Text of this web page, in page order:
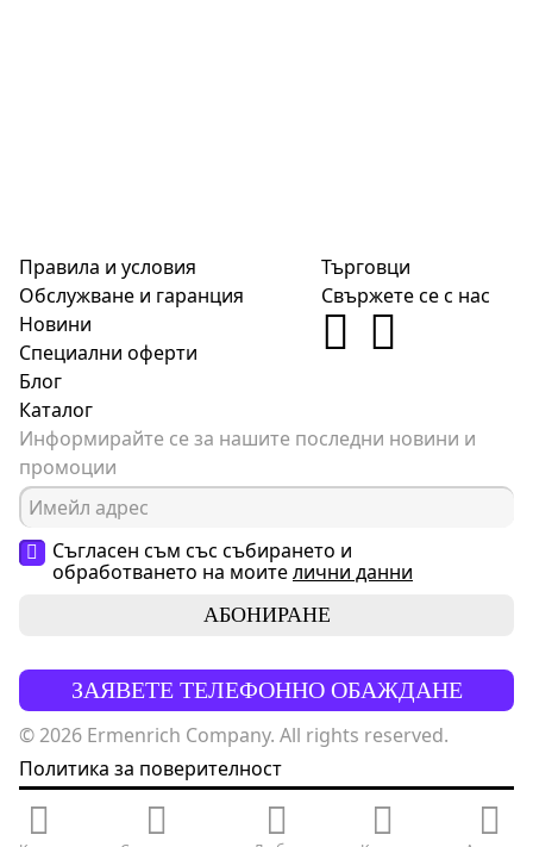
Правила и условия
Обслужване и гаранция
Новини
Специални оферти
Блог
Каталог
Търговци
Свържете се с нас
Информирайте се за нашите последни новини и
промоции
Съгласен съм със събирането и
обработването на моителични данни
АБОНИРАНЕ
ЗАЯВЕТЕ ТЕЛЕФОННО ОБАЖДАНЕ
© 2026 Ermenrich Company. All rights reserved.
Политика за поверителност